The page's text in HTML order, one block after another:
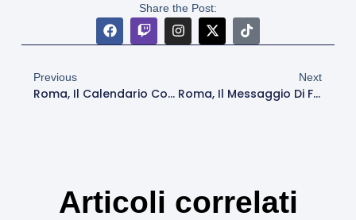
Share the Post:
Previous
Roma, Il Calendario Completo Della Serie A 2025-26: Esordio Col Bologna All’Olimpico, Derby Alla 4a E Alla Penultima Giornata
Next
Roma, Il Messaggio Di Fine Stagione Della Proprietà: “Grati A Ranieri, Con Gasperini Un Futuro Vincente. Tornerà Il Vecchio Stemma”
Articoli correlati